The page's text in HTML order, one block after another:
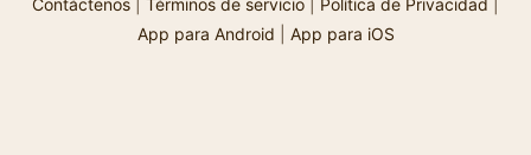
Contáctenos
Términos de servicio Política de Privacidad
App para Android
App para iOS